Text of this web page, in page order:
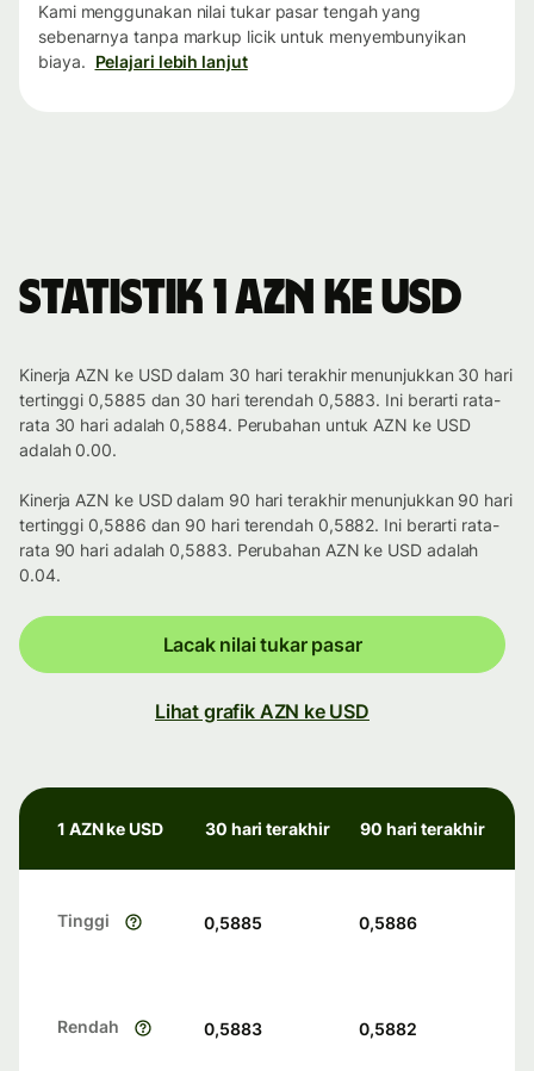
Kami menggunakan nilai tukar pasar tengah yang
sebenarnya tanpa markup licik untuk menyembunyikan
biaya. Pelajari lebih lanjut
Statistik 1 AZN ke USD
Kinerja AZN ke USD dalam 30 hari terakhir menunjukkan 30 hari
tertinggi 0,5885 dan 30 hari terendah 0,5883. Ini berarti rata-
rata 30 hari adalah 0,5884. Perubahan untuk AZN ke USD
adalah 0.00.
Kinerja AZN ke USD dalam 90 hari terakhir menunjukkan 90 hari
tertinggi 0,5886 dan 90 hari terendah 0,5882. Ini berarti rata-
rata 90 hari adalah 0,5883. Perubahan AZN ke USD adalah
0.04.
Lacak nilai tukar pasar
Lihat grafik AZN ke USD
1 AZN ke USD 30 hari terakhir 90 hari terakhir
Tinggi 0,5885 0,5886
Rendah 0,5883 0,5882